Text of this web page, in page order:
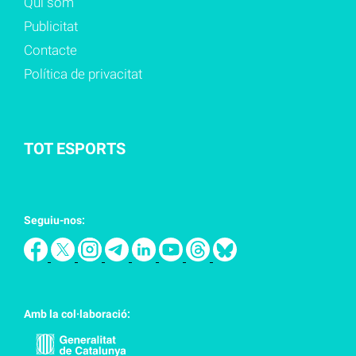
Publicitat
Contacte
Política de privacitat
TOT ESPORTS
Seguiu-nos:
Amb la col·laboració: